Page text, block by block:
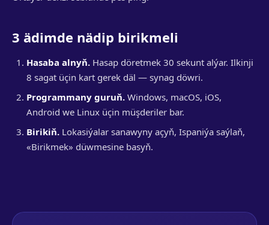
3 ädimde nädip birikmeli
Hasaba alnyň. Hasap döretmek 30 sekunt alýar. Ilkinji
8 sagat üçin kart gerek däl — synag döwri.
Programmany guruň. Windows, macOS, iOS,
Android we Linux üçin müşderiler bar.
Birikiň. Lokasiýalar sanawyny açyň, Ispaniýa saýlaň,
«Birikmek» düwmesine basyň.